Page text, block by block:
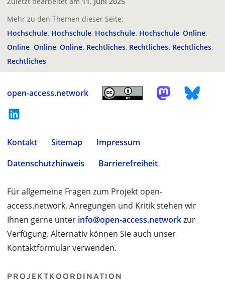
Mehr zu den Themen dieser Seite:
Hochschule Hochschule Hochschule Hochschule Online
Online Online Online Rechtliches Rechtliches Rechtliches
Rechtliches
open-access.network
Kontakt Sitemap
Impressum
Datenschutzhinweis
Barrierefreiheit
Für allgemeine Fragen zum Projekt open-
access.network, Anregungen und Kritik stehen wir
Ihnen gerne unter info@open-access.networkzur
Verfügung. Alternativ können Sie auch unser
Kontaktformular verwenden.
PROJEKTKOORDINATION